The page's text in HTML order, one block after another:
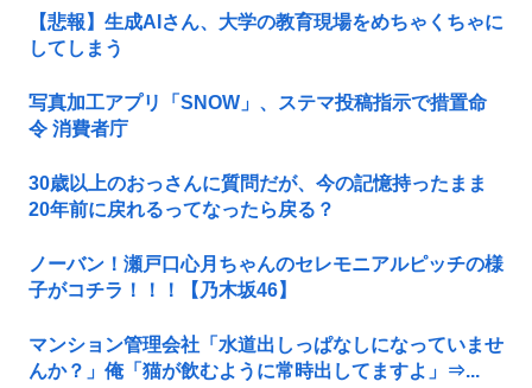
【悲報】生成AIさん、大学の教育現場をめちゃくちゃに
してしまう
写真加工アプリ「SNOW」、ステマ投稿指示で措置命
令 消費者庁
30歳以上のおっさんに質問だが、今の記憶持ったまま
20年前に戻れるってなったら戻る？
ノーバン！瀬戸口心月ちゃんのセレモニアルピッチの様
子がコチラ！！！【乃木坂46】
マンション管理会社「水道出しっぱなしになっていませ
んか？」俺「猫が飲むように常時出してますよ」⇒...